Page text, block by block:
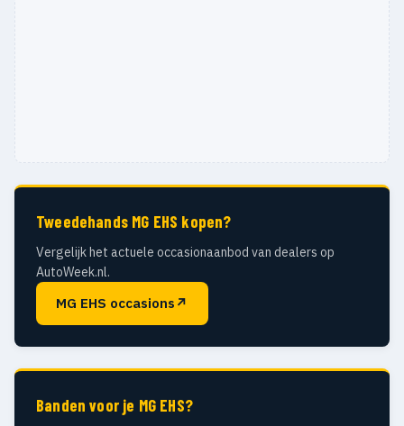
Tweedehands MG EHS kopen?
Vergelijk het actuele occasionaanbod van dealers op
AutoWeek.nl.
MG EHS occasions ↗
Banden voor je MG EHS?